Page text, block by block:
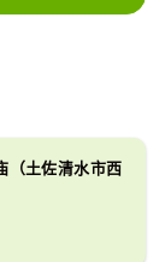
（土佐清水市西